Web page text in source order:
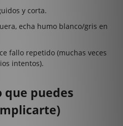
y corta.
echa humo blanco/gris en
fallo repetido (muchas veces
intentos).
puedes